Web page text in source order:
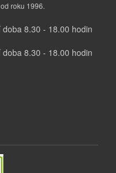
roku 1996.
8.30 - 18.00 hodin
8.30 - 18.00 hodin